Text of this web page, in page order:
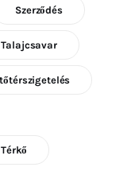
Szerződés
Talajcsavar
Térkő